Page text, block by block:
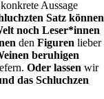
Aussage
Satz können
noch Leser*innen
denFigurenlieber
beruhigen
Oder lassen wir
das Schluchzen